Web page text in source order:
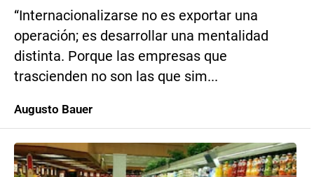
“Internacionalizarse no es exportar una
operación; es desarrollar una mentalidad
distinta. Porque las empresas que
trascienden no son las que sim...
Augusto Bauer